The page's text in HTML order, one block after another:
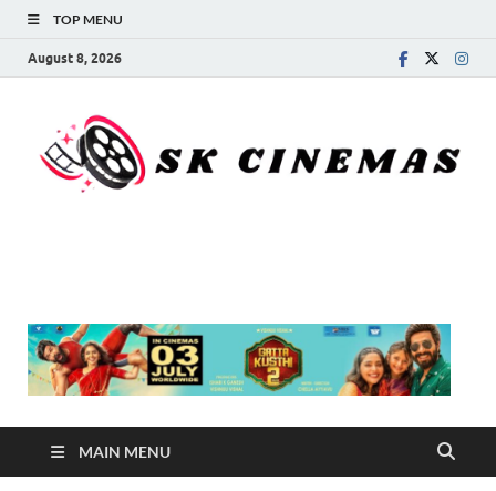
TOP MENU
August 8, 2026
MAIN MENU